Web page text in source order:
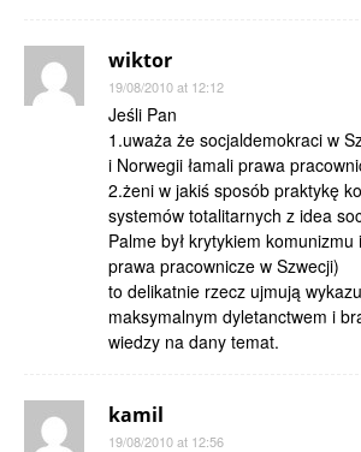
wiktor
19/08/2010 at 12:12
Jeśli Pan
1.uważa że socjaldemokraci w
i Norwegii łamali prawa
2.żeni w jakiś sposób praktykę
systemów totalitarnych z idea
Palme był krytykiem
prawa pracownicze w Szwecji)
to delikatnie rzecz ujmują
maksymalnym dyletanctwem i
wiedzy na dany temat.
kamil
19/08/2010 at 12:56